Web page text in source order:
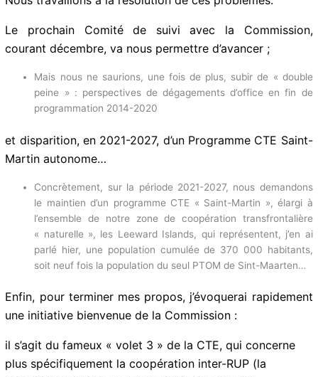
programme avec Sint-Maarten : difficultés politiques,
logistiques et administratives.
Nous travaillons à la résolution de ces problèmes.
Le prochain Comité de suivi avec la Commission,
Mais nous ne saurions, une fois de plus, subir de « double
peine » : perspectives de dégagements d’office en fin de
programmation 2014-2020
et disparition, en 2021-2027, d’un Programme CTE
Saint-Martin autonome…
Concrètement, sur la période 2021-2027, nous
Martin », élargi à l’ensemble de notre zone de coopération
représentent, j’en ai parlé hier, une population cumulée de
370 000 habitants, soit neuf fois la population du seul
Abonnez-vous à la Newsletter pour ne rien
E-mail*